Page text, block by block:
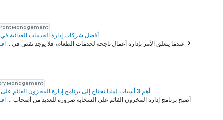
Management
أفضل شركات إدارة الخدمات الغذائية في
عندما يتعلق الأمر بإدارة أعمال ناجحة لخدمات الطعام، فلا يوجد نقص في...
Management
أهم 3 أسباب لماذا تحتاج إلى برنامج إدارة المخزون القائم على السحابة
أصبح برنامج إدارة المخزون القائم على السحابة ضرورة للعديد من أصحاب ...